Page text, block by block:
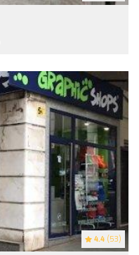
4.4 (53)